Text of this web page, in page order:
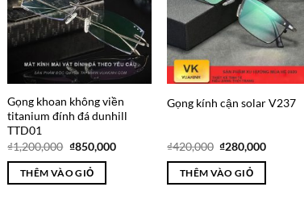
Gọng khoan không viền
titanium đính đá dunhill
TTD01
₫1,200,000 Giá
là:
₫1,200,000.
₫850,000Giá
THÊM VÀO GIỎ
Gọng kính cận solar V237
₫420,000 Giá
là:
₫420,000.
₫280,000Giá
THÊM VÀO GIỎ